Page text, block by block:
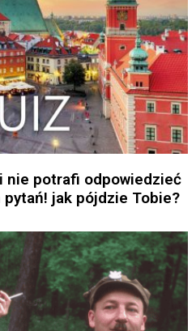
nie potrafi odpowiedzieć
pytań! jak pójdzie Tobie?